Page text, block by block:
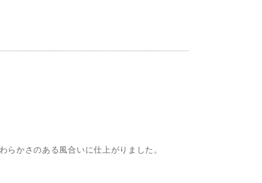
かさのある風合いに仕上がりました。